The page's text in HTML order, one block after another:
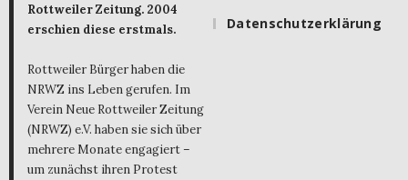
Rottweiler Zeitung. 2004
erschien diese erstmals.
Rottweiler Bürger haben die
NRWZ ins Leben gerufen. Im
Verein Neue Rottweiler Zeitung
(NRWZ) e.V. haben sie sich über
mehrere Monate engagiert –
um zunächst ihren Protest
Datenschutzerklärung